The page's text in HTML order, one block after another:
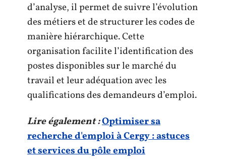
d’analyse, il permet de suivre l’évolution
des métiers et de structurer les codes de
manière hiérarchique. Cette
organisation facilite l’identification des
postes disponibles sur le marché du
travail et leur adéquation avec les
qualifications des demandeurs d’emploi.
Lire également :Optimiser sa
recherche d'emploi à Cergy : astuces
et services du pôle emploi